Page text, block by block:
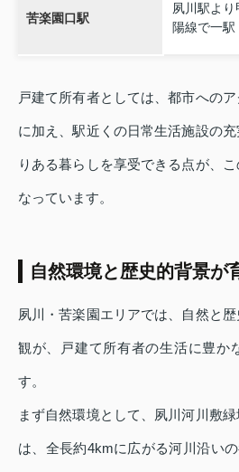
苦楽園口駅
夙川駅より
陽線で一駅
戸建て所有者としては、都市への
に加え、駅近くの日常生活施設の
りある暮らしを享受できる点が、
なっています。
自然環境と歴史的背景が
夙川・苦楽園エリアでは、自然と
観が、戸建て所有者の生活に豊か
す。
まず自然環境として、夙川河川敷緑
は、全長約4kmに広がる河川沿い